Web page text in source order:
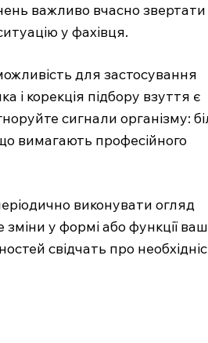
важливо вчасно звертати
у фахівця.
для застосування
і корекція підбору взуття є
сигнали організму:
вимагають професійного
виконувати огляд
у формі або функції
свідчать про